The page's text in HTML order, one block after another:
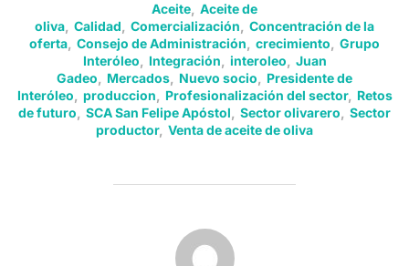
Aceite Aceite de
oliva Calidad Comercialización
Concentración de la
oferta Consejo de Administración crecimiento
Grupo
Interóleo
Integración interoleo
Juan
Gadeo
Mercados Nuevo socio
Presidente de
Interóleo
produccion Profesionalización del sector, Retos
de futuro
SCA San Felipe Apóstol Sector olivarero
Sector
productor, Venta de aceite de oliva
AUTOR DE LA PUBLICACIÓN